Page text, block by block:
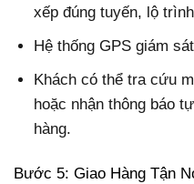
xếp đúng tuyến, lộ
Hệ thống GPS giám
Khách có thể tra cứu
hoặc nhận thông báo
hàng.
Bước 5: Giao Hàng Tận